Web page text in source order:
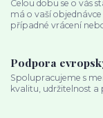
Celou dobu se o vás
má o vaší
případné vrácení
Podpora
Spolupracujeme s
kvalitu, udržitelnost